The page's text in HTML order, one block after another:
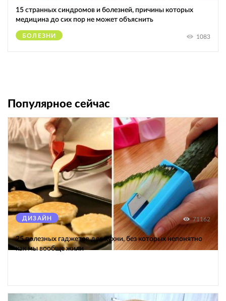
15 странных синдромов и болезней, причины которых
медицина до сих пор не может объяснить
БОЛЕЗНИ 1083
Популярное сейчас
ДИЗАЙН 71162
25 полезных гаджетов для кухни, без которых непонятно
как мы вообще жили